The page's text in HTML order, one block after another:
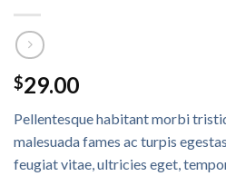
$29.00
Pellentesque habitant morbi
malesuada fames ac turpis
feugiat vitae, ultricies eget,